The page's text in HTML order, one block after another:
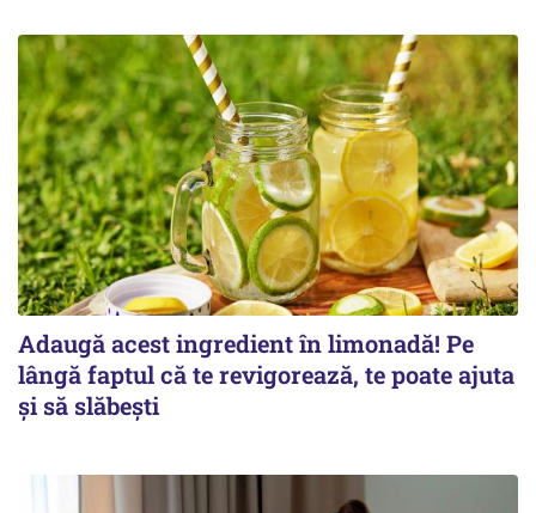
Adaugă acest ingredient în limonadă! Pe
lângă faptul că te revigorează, te poate ajuta
și să slăbești